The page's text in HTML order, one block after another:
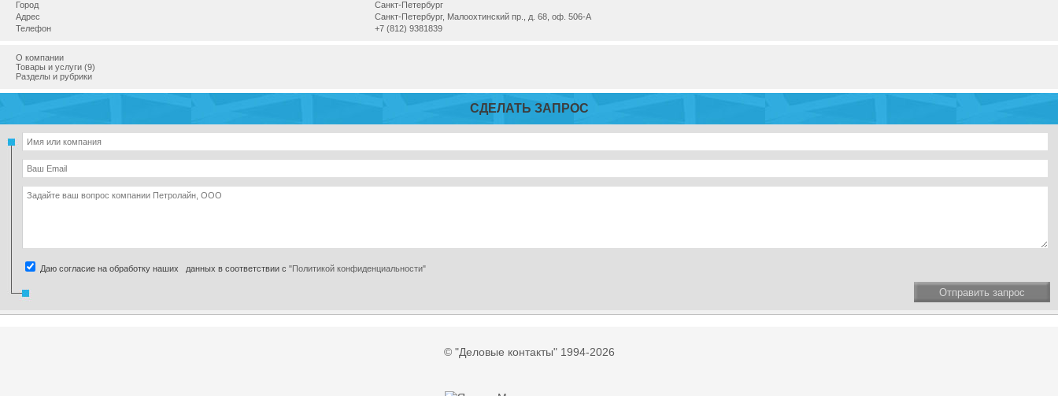
Город
Санкт-Петербург
Адрес
Санкт-Петербург, Малоохтинский пр., д. 68, оф. 506-А
Телефон
+7 (812) 9381839
О компании
Товары и услуги (9)
Разделы и рубрики
СДЕЛАТЬ ЗАПРОС
Даю согласие на обработку наших данных в соответствии с "Политикой конфиденциальности"
Отправить запрос
© "Деловые контакты" 1994-2026